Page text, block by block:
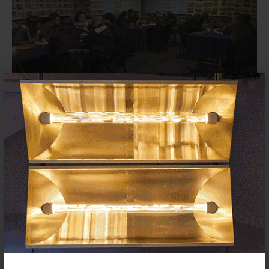
×
Concomitentes publica una nueva
convocatoria dirigida a artistas
menores de 35...
CONVOCATORIAS 22 JULIO 2023